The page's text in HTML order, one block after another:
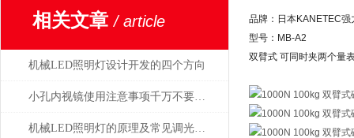
相关文章/ article
机械LED照明灯设计开发的四个方向
小孔内视镜使用注意事项千万不要忘了，牢记
机械LED照明灯的原理及常见调光方式介绍
品牌：日本KANETEC强
型号：MB-A2
双臂式 可同时夹两个量